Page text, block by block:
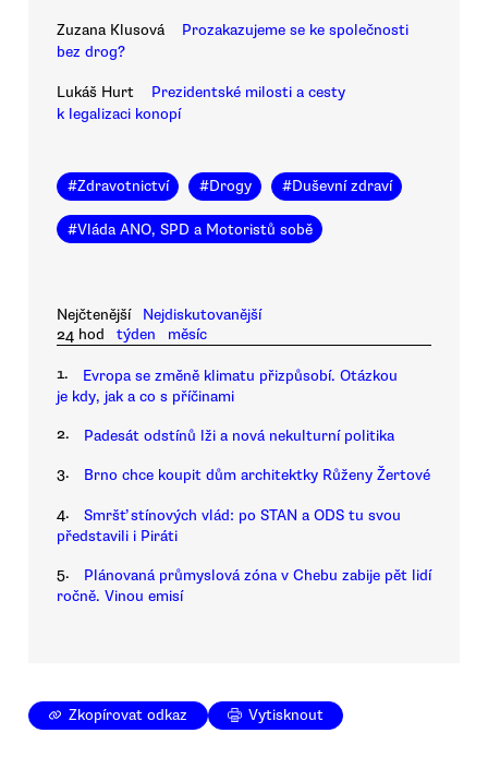
Zuzana Klusová
Prozakazujeme se ke společnosti
bez drog?
Lukáš Hurt
Prezidentské milosti a cesty
k legalizaci konopí
#Zdravotnictví #Drogy #Duševní zdraví
#Vláda ANO, SPD a Motoristů sobě
Nejčtenější
Nejdiskutovanější
24 hod
týden měsíc
1.
Evropa se změně klimatu přizpůsobí. Otázkou
je kdy, jak a co s příčinami
2. Padesát odstínů lži a nová nekulturní politika
3. Brno chce koupit dům architektky Růženy Žertové
4.
Smršť stínových vlád: po STAN a ODS tu svou
představili i Piráti
5.
Plánovaná průmyslová zóna v Chebu zabije pět lidí
ročně. Vinou emisí
Zkopírovat odkaz Vytisknout